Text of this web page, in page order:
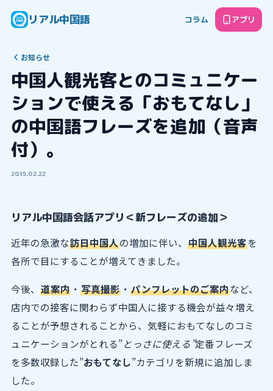
リアル中国語 コラム アプリ
お知らせ
中国人観光客とのコミュニケー
ションで使える「おもてなし」
の中国語フレーズを追加（音声
付）。
2015.02.22
リアル中国語会話アプリ＜新フレーズの追加＞
近年の急激な訪日中国人の増加に伴い、 中国人観光客を
各所で目にすることが増えてきました。
今後、 道案内 ・ 写真撮影 ・ パンフレットのご案内など、
店内での接客に関わらず中国人に接する機会が益々増え
ることが予想されることから、気軽におもてなしのコミ
ュニケーションがとれる”とっさに使える”定番フレーズ
を多数収録した”おもてなし”カテゴリを新規に追加しま
した。